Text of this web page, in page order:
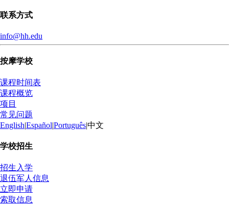
联系方式
info@hh.edu
按摩学校
课程时间表
课程概览
项目
常见问题
English|Español|Português|中文
学校招生
招生入学
退伍军人信息
立即申请
索取信息